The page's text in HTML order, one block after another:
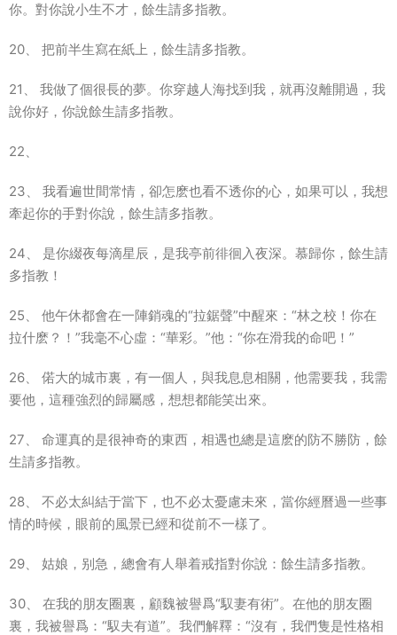
你。對你說小生不才，餘生請多指教。
20、 把前半生寫在紙上，餘生請多指教。
21、 我做了個很長的夢。你穿越人海找到我，就再沒離開過，我
說你好，你說餘生請多指教。
22、
23、 我看遍世間常情，卻怎麽也看不透你的心，如果可以，我想
牽起你的手對你說，餘生請多指教。
24、 是你綴夜每滴星辰，是我亭前徘徊入夜深。慕歸你，餘生請
多指教！
25、 他午休都會在一陣銷魂的“拉鋸聲”中醒來：“林之校！你在
拉什麽？！”我毫不心虛：“華彩。”他：“你在滑我的命吧！”
26、 偌大的城市裏，有一個人，與我息息相關，他需要我，我需
要他，這種強烈的歸屬感，想想都能笑出來。
27、 命運真的是很神奇的東西，相遇也總是這麽的防不勝防，餘
生請多指教。
28、 不必太糾結于當下，也不必太憂慮未來，當你經曆過一些事
情的時候，眼前的風景已經和從前不一樣了。
29、 姑娘，别急，總會有人舉着戒指對你說：餘生請多指教。
30、 在我的朋友圈裏，顧魏被譽爲“馭妻有術”。在他的朋友圈
裏，我被譽爲：“馭夫有道”。我們解釋：“沒有，我們隻是性格相